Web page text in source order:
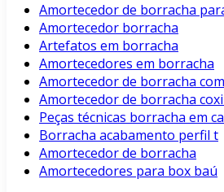
Amortecedor de borracha
Amortecedor borracha
Artefatos em borracha
Amortecedores em borracha
Amortecedor de borracha
Amortecedor de borracha
Peças técnicas borracha em
Borracha acabamento perfil t
Amortecedor de borracha
Amortecedores para box baú